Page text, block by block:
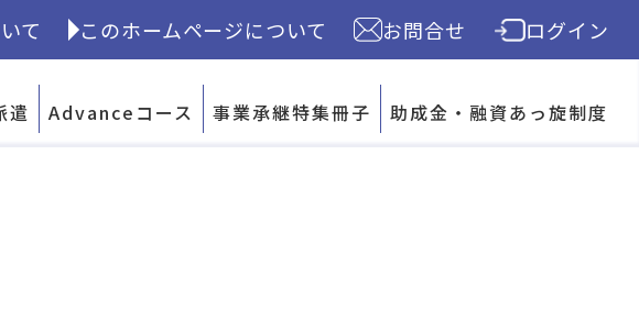
て このホームページについて お問合せ ログイン
遣 Advanceコース 事業承継特集冊子 助成金・融資あっ旋制度
public_html/wp-content/themes/shinagawa/single-news.php